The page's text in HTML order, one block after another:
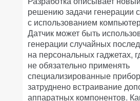
решению задачи генерации
с использованием
Датчик может быть
генерации случайных
на персональных гаджетах,
не обязательно применять
специализированные
затруднено встраивание
аппаратных компонентов.